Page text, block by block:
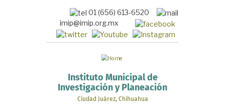
01 (656) 613-6520
imip@imip.org.mx
Instituto Municipal de
Investigación y Planeación
Ciudad Juárez, Chihuahua